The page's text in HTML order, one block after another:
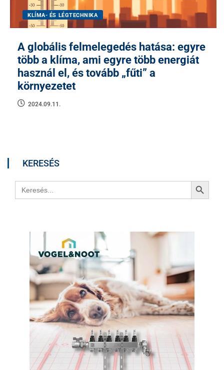
KLÍMA- ÉS LÉGTECHNIKA
A globális felmelegedés hatása: egyre
több a klíma, ami egyre több energiát
használ el, és tovább „fűti” a
környezetet
2024.09.11.
KERESÉS
Search
for:
Search Button